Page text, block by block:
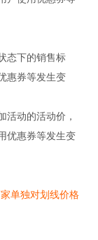
态下的销售标
惠券等发生变
活动的活动价，
优惠券等发生变
单独对划线价格